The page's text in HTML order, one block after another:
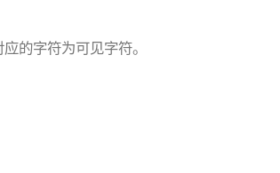
的字符为可见字符。